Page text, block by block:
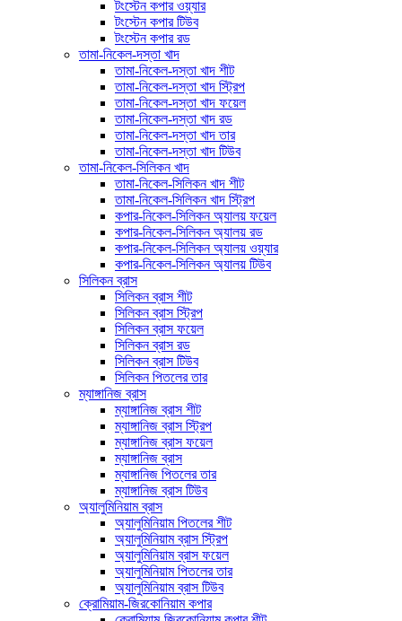
টংস্টেন কপার ওয়্যার
টংস্টেন কপার টিউব
টংস্টেন কপার রড
তামা-নিকেল-দস্তা খাদ
তামা-নিকেল-দস্তা খাদ শীট
তামা-নিকেল-দস্তা খাদ স্ট্রিপ
তামা-নিকেল-দস্তা খাদ ফয়েল
তামা-নিকেল-দস্তা খাদ রড
তামা-নিকেল-দস্তা খাদ তার
তামা-নিকেল-দস্তা খাদ টিউব
তামা-নিকেল-সিলিকন খাদ
তামা-নিকেল-সিলিকন খাদ শীট
তামা-নিকেল-সিলিকন খাদ স্ট্রিপ
কপার-নিকেল-সিলিকন অ্যালয় ফয়েল
কপার-নিকেল-সিলিকন অ্যালয় রড
কপার-নিকেল-সিলিকন অ্যালয় ওয়্যার
কপার-নিকেল-সিলিকন অ্যালয় টিউব
সিলিকন ব্রাস
সিলিকন ব্রাস শীট
সিলিকন ব্রাস স্ট্রিপ
সিলিকন ব্রাস ফয়েল
সিলিকন ব্রাস রড
সিলিকন ব্রাস টিউব
সিলিকন পিতলের তার
ম্যাঙ্গানিজ ব্রাস
ম্যাঙ্গানিজ ব্রাস শীট
ম্যাঙ্গানিজ ব্রাস স্ট্রিপ
ম্যাঙ্গানিজ ব্রাস ফয়েল
ম্যাঙ্গানিজ ব্রাস
ম্যাঙ্গানিজ পিতলের তার
ম্যাঙ্গানিজ ব্রাস টিউব
অ্যালুমিনিয়াম ব্রাস
অ্যালুমিনিয়াম পিতলের শীট
অ্যালুমিনিয়াম ব্রাস স্ট্রিপ
অ্যালুমিনিয়াম ব্রাস ফয়েল
অ্যালুমিনিয়াম পিতলের তার
অ্যালুমিনিয়াম ব্রাস টিউব
ক্রোমিয়াম-জিরকোনিয়াম কপার